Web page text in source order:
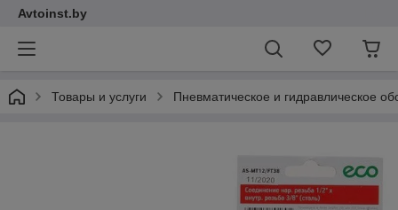
Avtoinst.by
Товары и услуги Пневматическое и гидравлическое